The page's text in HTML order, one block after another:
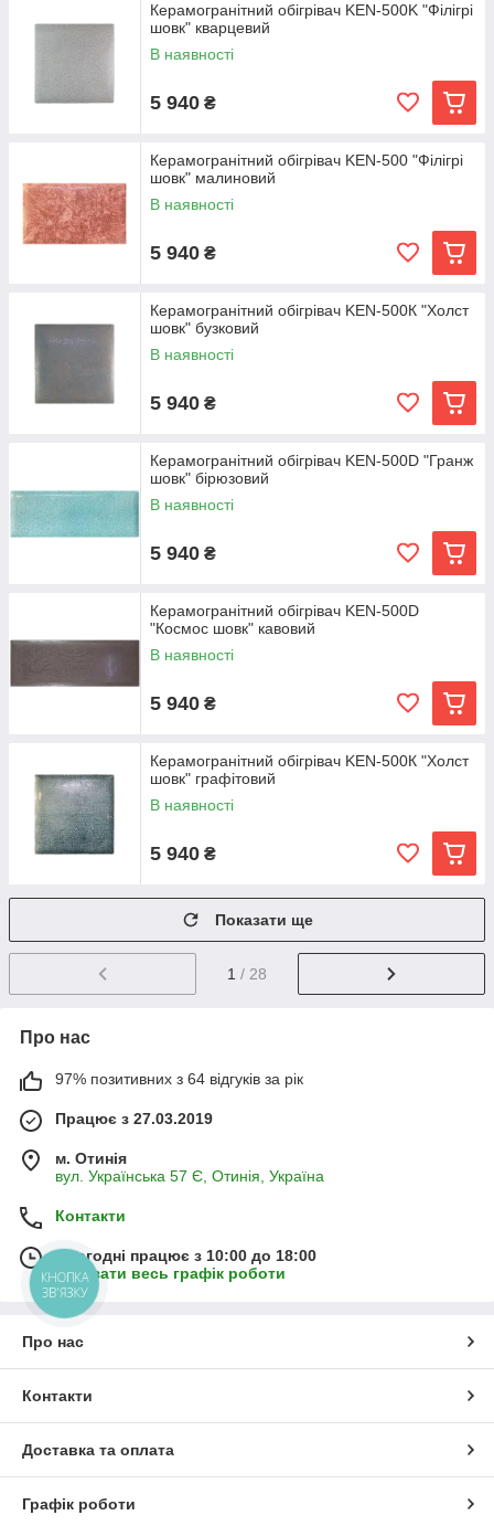
Керамогранітний обігрівач KEN-500K "Філігрі
шовк" кварцевий
В наявності
5 940 ₴
Керамогранітний обігрівач KEN-500 "Філігрі
шовк" малиновий
В наявності
5 940 ₴
Керамогранітний обігрівач KEN-500К "Холст
шовк" бузковий
В наявності
5 940 ₴
Керамогранітний обігрівач KEN-500D "Гранж
шовк" бірюзовий
В наявності
5 940 ₴
Керамогранітний обігрівач KEN-500D
"Космос шовк" кавовий
В наявності
5 940 ₴
Керамогранітний обігрівач KEN-500К "Холст
шовк" графітовий
В наявності
5 940 ₴
Показати ще
1 / 28
Про нас
97% позитивних з 64 відгуків за рік
Працює з 27.03.2019
м. Отинія
вул. Українська 57 Є, Отинія, Україна
Контакти
Сьогодні працює з 10:00 до 18:00
Показати весь графік роботи
Про нас
Контакти
Доставка та оплата
Графік роботи
КНОПКА
ЗВ'ЯЗКУ